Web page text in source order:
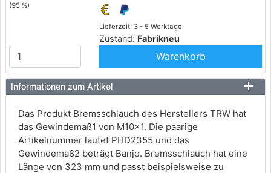
(95 %)
Lieferzeit: 3 - 5 Werktage
Zustand: Fabrikneu
Warenkorb
Informationen zum Artikel
Das Produkt Bremsschlauch des Herstellers TRW hat
das Gewindemaß1 von M10x1. Die paarige
Artikelnummer lautet PHD2355 und das
Gewindemaß2 beträgt Banjo. Bremsschlauch hat eine
Länge von 323 mm und passt beispielsweise zu